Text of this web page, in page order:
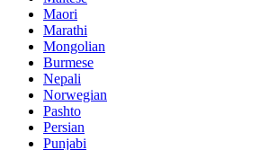
Maori
Marathi
Mongolian
Burmese
Nepali
Norwegian
Pashto
Persian
Punjabi